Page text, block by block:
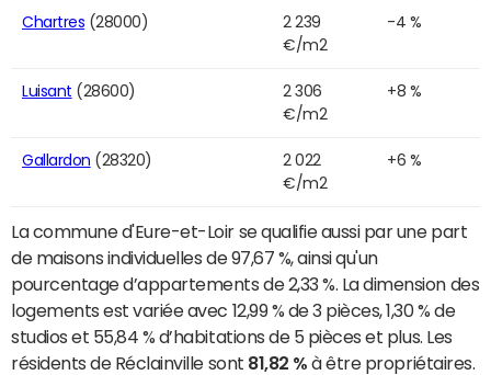
Chartres (28000)
2 239
€/m2
-4 %
Luisant (28600)
2 306
€/m2
+8 %
Gallardon (28320)
2 022
€/m2
+6 %
La commune d'Eure-et-Loir se qualifie aussi par une part
de maisons individuelles de 97,67 %, ainsi qu'un
pourcentage d’appartements de 2,33 %. La dimension des
logements est variée avec 12,99 % de 3 pièces, 1,30 % de
studios et 55,84 % d’habitations de 5 pièces et plus. Les
résidents de Réclainville sont 81,82 % à être propriétaires.